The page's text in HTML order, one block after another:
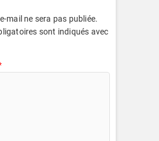
mail ne sera pas publiée.
sont indiqués avec